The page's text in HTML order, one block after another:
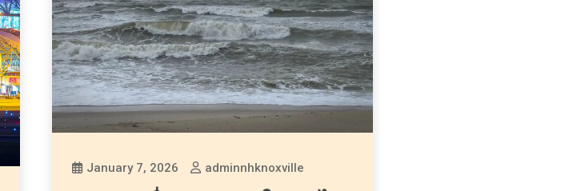
January 7, 2026 adminnhknoxville